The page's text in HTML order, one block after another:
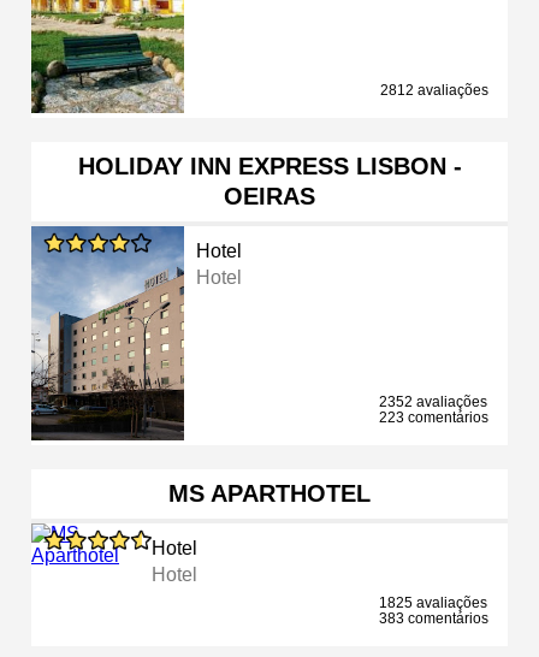
2812 avaliações
HOLIDAY INN EXPRESS LISBON -
OEIRAS
Hotel
Hotel
2352 avaliações
223 comentários
MS APARTHOTEL
Hotel
Hotel
1825 avaliações
383 comentários